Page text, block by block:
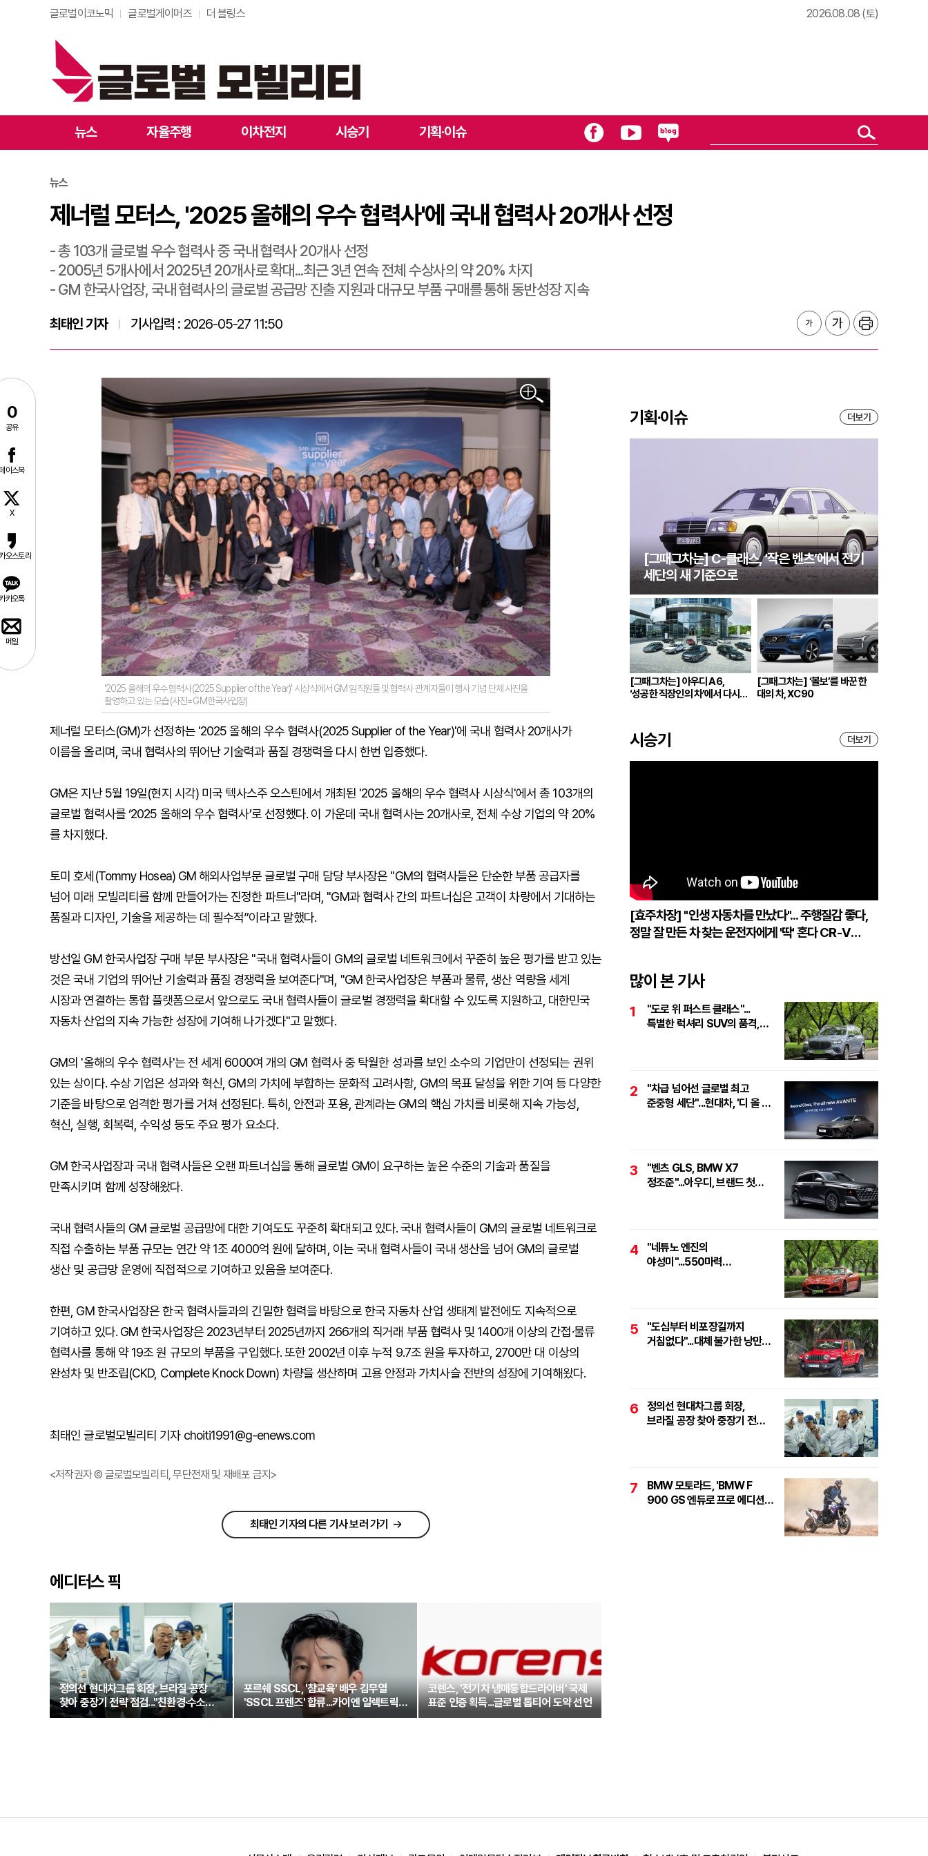
글로벌이코노믹 글로벌게이머즈 더 블링스 2026.08.08 (토)
뉴스 자율주행 이차전지 시승기 기획·이슈
제너럴 모터스, '2025 올해의 우수 협력사'에 국내 협력사 20개사 선정
0
공유
이스북
X
오스토리
카오톡
메일
뉴스
제너럴 모터스, '2025 올해의 우수 협력사'에 국내 협력사 20개사 선정
- 총 103개 글로벌 우수 협력사 중 국내 협력사 20개사 선정
- 2005년 5개사에서 2025년 20개사로 확대...최근 3년 연속 전체 수상사의 약 20% 차지
- GM 한국사업장, 국내 협력사의 글로벌 공급망 진출 지원과 대규모 부품 구매를 통해 동반성장 지속
최태인 기자 기사입력 : 2026-05-27 11:50
'2025 올해의 우수 협력사(2025 Supplier of the Year)' 시상식에서 GM 임직원들 및 협력사 관계자들이 행사 기념 단체 사진을
촬영하고 있는 모습 (사진=GM한국사업장)
제너럴 모터스(GM)가 선정하는 '2025 올해의 우수 협력사(2025 Supplier of the Year)'에 국내 협력사 20개사가
이름을 올리며, 국내 협력사의 뛰어난 기술력과 품질 경쟁력을 다시 한번 입증했다.
GM은 지난 5월 19일(현지 시각) 미국 텍사스주 오스틴에서 개최된 '2025 올해의 우수 협력사 시상식'에서 총 103개의
글로벌 협력사를 ‘2025 올해의 우수 협력사’로 선정했다. 이 가운데 국내 협력사는 20개사로, 전체 수상 기업의 약 20%
를 차지했다.
토미 호세(Tommy Hosea) GM 해외사업부문 글로벌 구매 담당 부사장은 "GM의 협력사들은 단순한 부품 공급자를
넘어 미래 모빌리티를 함께 만들어가는 진정한 파트너"라며, "GM과 협력사 간의 파트너십은 고객이 차량에서 기대하는
품질과 디자인, 기술을 제공하는 데 필수적”이라고 말했다.
방선일 GM 한국사업장 구매 부문 부사장은 "국내 협력사들이 GM의 글로벌 네트워크에서 꾸준히 높은 평가를 받고 있는
것은 국내 기업의 뛰어난 기술력과 품질 경쟁력을 보여준다"며, "GM 한국사업장은 부품과 물류, 생산 역량을 세계
시장과 연결하는 통합 플랫폼으로서 앞으로도 국내 협력사들이 글로벌 경쟁력을 확대할 수 있도록 지원하고, 대한민국
자동차 산업의 지속 가능한 성장에 기여해 나가겠다"고 말했다.
GM의 '올해의 우수 협력사'는 전 세계 6000여 개의 GM 협력사 중 탁월한 성과를 보인 소수의 기업만이 선정되는 권위
있는 상이다. 수상 기업은 성과와 혁신, GM의 가치에 부합하는 문화적 고려사항, GM의 목표 달성을 위한 기여 등 다양한
기준을 바탕으로 엄격한 평가를 거쳐 선정된다. 특히, 안전과 포용, 관계라는 GM의 핵심 가치를 비롯해 지속 가능성,
혁신, 실행, 회복력, 수익성 등도 주요 평가 요소다.
GM 한국사업장과 국내 협력사들은 오랜 파트너십을 통해 글로벌 GM이 요구하는 높은 수준의 기술과 품질을
만족시키며 함께 성장해왔다.
국내 협력사들의 GM 글로벌 공급망에 대한 기여도도 꾸준히 확대되고 있다. 국내 협력사들이 GM의 글로벌 네트워크로
직접 수출하는 부품 규모는 연간 약 1조 4000억 원에 달하며, 이는 국내 협력사들이 국내 생산을 넘어 GM의 글로벌
생산 및 공급망 운영에 직접적으로 기여하고 있음을 보여준다.
한편, GM 한국사업장은 한국 협력사들과의 긴밀한 협력을 바탕으로 한국 자동차 산업 생태계 발전에도 지속적으로
기여하고 있다. GM 한국사업장은 2023년부터 2025년까지 266개의 직거래 부품 협력사 및 1400개 이상의 간접·물류
협력사를 통해 약 19조 원 규모의 부품을 구입했다. 또한 2002년 이후 누적 9.7조 원을 투자하고, 2700만 대 이상의
완성차 및 반조립(CKD, Complete Knock Down) 차량을 생산하며 고용 안정과 가치사슬 전반의 성장에 기여해왔다.
최태인 글로벌모빌리티 기자 choiti1991@g-enews.com
<저작권자 © 글로벌모빌리티, 무단전재 및 재배포 금지>
최태인 기자의 다른 기사 보러 가기
에디터스 픽
정의선 현대차그룹 회장, 브라질 공장
찾아 중장기 전략 점검..."친환경·수소로
정면돌파"
포르쉐 SSCL, '참교육' 배우 김무열
'SSCL 프렌즈' 합류...카이엔 일렉트릭과
새로운 여정
코렌스, '전기차 냉매통합드라이버' 국제
표준 인증 획득...글로벌 톱티어 도약 선언
기획·이슈 더보기
[그때그차는] C-클래스, ‘작은 벤츠’에서 전기
세단의 새 기준으로
[그때그차는] 아우디 A6,
‘성공한 직장인의 차’에서 다시
[그때그차는] ‘볼보’를 바꾼 한
대의 차, XC90
시승기 더보기
[효주차장] "인생 자동차를 만났다"... 주행질감 좋다,
정말 잘 만든 차 찾는 운전자에게 '딱' 혼다 CR-V
많이 본 기사
1
"도로 위 퍼스트 클래스"...
특별한 럭셔리 SUV의 품격,
2
"차급 넘어선 글로벌 최고
준중형 세단"...현대차, '디 올 뉴
3
"벤츠 GLS, BMW X7
정조준"...아우디, 브랜드 첫
4
"네튜노 엔진의
야성미"...550마력
5
"도심부터 비포장길까지
거침없다"...대체 불가한 낭만
6
정의선 현대차그룹 회장,
브라질 공장 찾아 중장기 전략
7
BMW 모토라드, 'BMW F
900 GS 엔듀로 프로 에디션'